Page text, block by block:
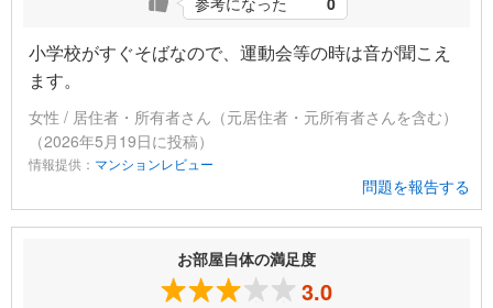
小学校がすぐそばなので、運動会等の時は音が聞こえ
ます。
女性 / 居住者・所有者さん（元居住者・元所有者さんを含む）
（2026年5月19日に投稿）
情報提供： マンションレビュー
問題を報告する
お部屋自体の満足度
3.0